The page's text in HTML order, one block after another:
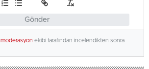
Gönder
moderasyon ekibi tarafından incelendikten sonra